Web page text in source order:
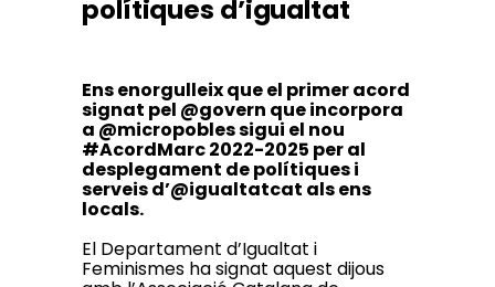
polítiques d’igualtat
Ens enorgulleix que el primer acord
signat pel @govern que incorpora
a @micropobles sigui el nou
#AcordMarc 2022-2025 per al
desplegament de polítiques i
serveis d’@igualtatcat als ens
locals.
El Departament d’Igualtat i
Feminismes ha signat aquest dijous